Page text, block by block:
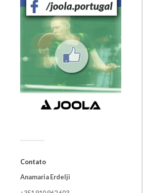
Contato
Anamaria Erdelji